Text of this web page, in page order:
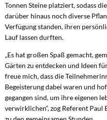
Tonnen Steine platziert, sodass
darüber hinaus noch diverse
Verfügung standen, ihren
Lauf lassen durften.
„Es hat großen Spaß gemacht,
Gärten zu entdecken und Ideen
freue mich, dass die
Begeisterung dabei waren und
gegangen sind, um ihre eigenen
verwirklichen“, zog Referent